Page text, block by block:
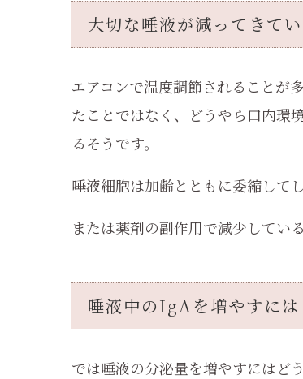
大切な唾液が減ってきてい
エアコンで温度調節されることが
たことではなく、どうやら口内環
るそうです。
唾液細胞は加齢とともに委縮して
または薬剤の副作用で減少してい
唾液中のIgAを増やすには
では唾液の分泌量を増やすにはど